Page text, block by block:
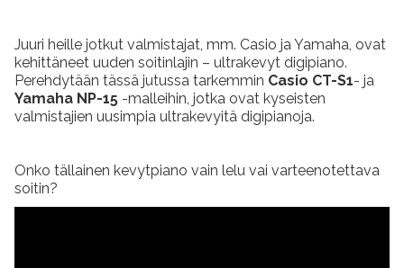
Juuri heille jotkut valmistajat, mm. Casio ja Yamaha, ovat
kehittäneet uuden soitinlajin – ultrakevyt digipiano.
Perehdytään tässä jutussa tarkemmin Casio CT-S1- ja
Yamaha NP-15 -malleihin, jotka ovat kyseisten
valmistajien uusimpia ultrakevyitä digipianoja.
Onko tällainen kevytpiano vain lelu vai varteenotettava
soitin?